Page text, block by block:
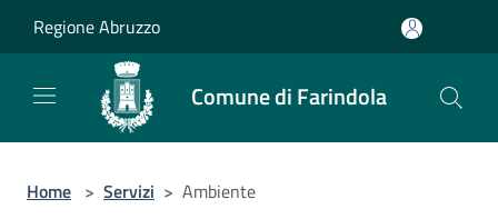
Regione Abruzzo
Comune di Farindola
Home > Servizi > Ambiente